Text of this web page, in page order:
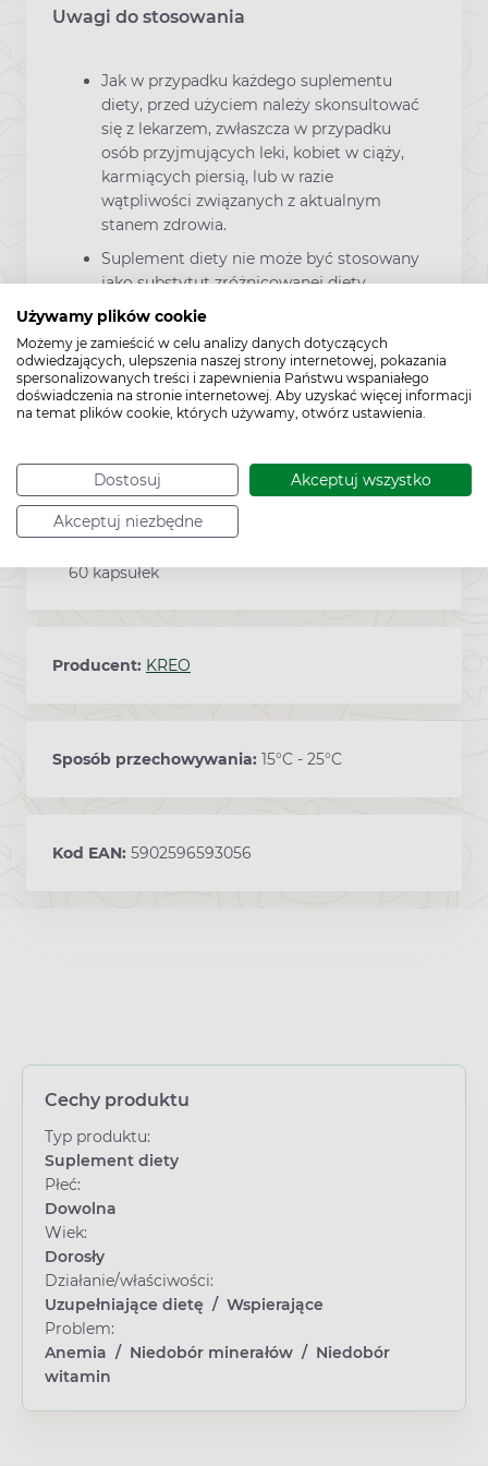
Używamy plików cookie
Możemy je zamieścić w celu analizy danych dotyczących
odwiedzających, ulepszenia naszej strony internetowej, pokazania
spersonalizowanych treści i zapewnienia Państwu wspaniałego
doświadczenia na stronie internetowej. Aby uzyskać więcej informacji
na temat plików cookie, których używamy, otwórz ustawienia.
Dostosuj Akceptuj wszystko
Akceptuj niezbędne
Uwagi do stosowania
Jak w przypadku każdego suplementu
diety, przed użyciem należy skonsultować
się z lekarzem, zwłaszcza w przypadku
osób przyjmujących leki, kobiet w ciąży,
karmiących piersią, lub w razie
wątpliwości związanych z aktualnym
stanem zdrowia.
Suplement diety nie może być stosowany
jako substytut zróżnicowanej diety.
Zalecany jest zrównoważony sposób
żywienia i zdrowy tryb życia.
Przechowywać w sposób niedostępny dla
małych dzieci
Zawartość
60 kapsułek
Producent: KREO
Sposób przechowywania: 15°C - 25°C
Kod EAN: 5902596593056
Cechy produktu
Typ produktu:
Suplement diety
Płeć:
Dowolna
Wiek:
Dorosły
Działanie/właściwości:
Uzupełniające dietę / Wspierające
Problem:
Anemia / Niedobór minerałów / Niedobór
witamin